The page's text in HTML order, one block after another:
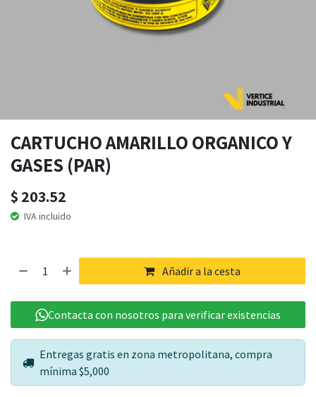
CARTUCHO AMARILLO ORGANICO Y
GASES (PAR)
$ 203.52
IVA incluido
Añadir a la cesta
Contacta con nosotros para verificar existencias
Entregas gratis en zona metropolitana, compra
mínima $5,000